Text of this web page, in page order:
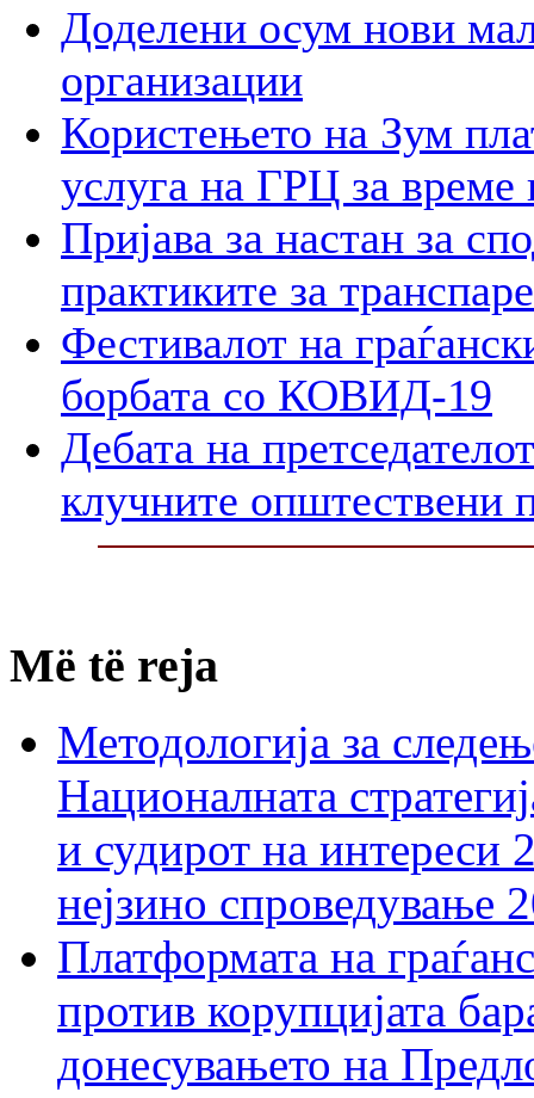
Доделени осум нови
организации
Користењето на Зум
услуга на ГРЦ за време
Пријава за настан за
практиките за
Фестивалот на
борбата со КОВИД-19
Дебата на
клучните општествени
Më të reja
Методологија за
Националната
и судирот на интереси
нејзино спроведување
Платформата на
против корупцијата
донесувањето на